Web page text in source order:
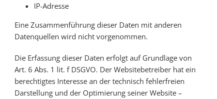
IP-Adresse
Eine Zusammenführung dieser Daten mit anderen
Datenquellen wird nicht vorgenommen.
Die Erfassung dieser Daten erfolgt auf Grundlage von
Art. 6 Abs. 1 lit. f DSGVO. Der Websitebetreiber hat ein
berechtigtes Interesse an der technisch fehlerfreien
Darstellung und der Optimierung seiner Website –